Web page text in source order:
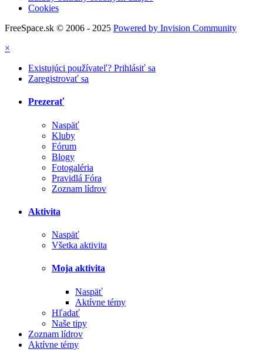
Cookies
FreeSpace.sk © 2006 - 2025 Powered by Invision Community
×
Existujúci používateľ? Prihlásiť sa
Zaregistrovať sa
Prezerať
Naspäť
Kluby
Fórum
Blogy
Fotogaléria
Pravidlá Fóra
Zoznam lídrov
Aktivita
Naspäť
Všetka aktivita
Moja aktivita
Naspäť
Aktívne témy
Hľadať
Naše tipy
Zoznam lídrov
Aktívne témy